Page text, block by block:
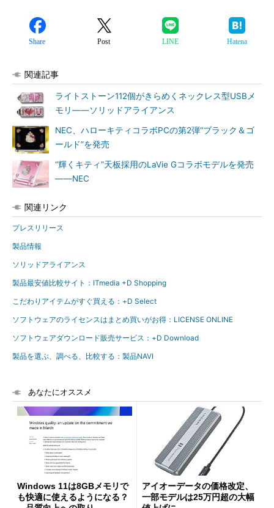
Share Post LINE Hatena
関連記事
ライトストーン112個がきらめくネックレス型USBメ
モリ――ソリッドアライアンス
NEC、ハローキティコラボPCの第2弾“ブラック＆ゴ
ールド”を発売
“輝くキティ”天板採用のLaVie Gコラボモデルを発売
――NEC
関連リンク
プレスリリース
製品情報
ソリッドアライアンス
製品最安値比較サイト：ITmedia +D Shopping
こだわりアイテムがすぐ買える：+D Select
ソフトウェアのライセンスはまとめ買いがお得：LICENSE ONLINE
ソフトウェアダウンロード販売サービス：+D Download
製品を選ぶ、調べる、比較する：製品NAVI
あなたにオススメ
Windows 11は8GBメモリで
も快適に使えるようになる？
アイオーデータの価格改定、
一部モデルは25万円超の大幅